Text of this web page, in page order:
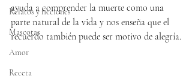
Relatos y ficciones
Mascotas
Amor
Receta
ayuda a comprender la muerte como una
parte natural de la vida y nos enseña que el
recuerdo también puede ser motivo de alegría.